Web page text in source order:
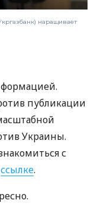
наращивает
публикации
Украины.
с
ссылке.